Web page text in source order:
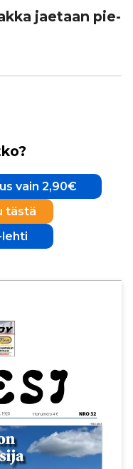
jaetaan pie­
vain 2,90€
tästä
lehti